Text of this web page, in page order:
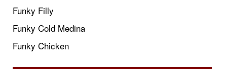
Funky Filly
Funky Cold Medina
Funky Chicken